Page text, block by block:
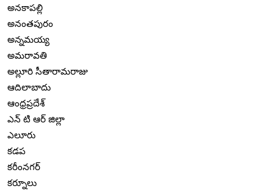
అనకాపల్లి
అనంతపురం
అన్నమయ్య
అమరావతి
అల్లూరి సీతారామరాజు
ఆదిలాబాదు
ఆంధ్రప్రదేశ్
ఎన్ టి ఆర్ జిల్లా
ఎలూరు
కడప
కరీంనగర్
కర్నూలు